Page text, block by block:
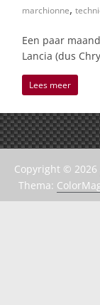
marchionne,
Een paar
Lancia (dus
Lees meer
Copyright © 2026
Thema: